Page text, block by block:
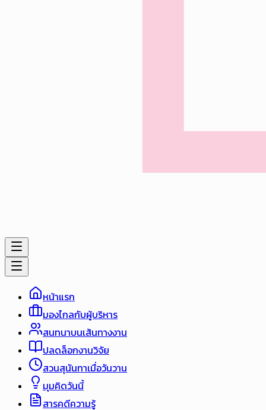
หน้าแรก
มองไกลกับผู้บริหาร
สนทนาบนเส้นทางงาน
ปลดล็อกงานวิจัย
สวนสุนันทาเมื่อวันวาน
มุมคิดวันนี้
สารคดีความรู้